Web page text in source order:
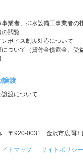
事業者、排水設備工事業者の
の閲覧
ボイス制度対応について
ついて（貸付金償還金、受
譲渡
譲渡について
〒920-0031 金沢市広岡3
イトマップ サイトポリシー